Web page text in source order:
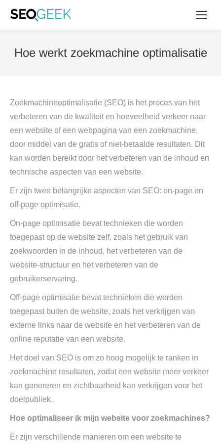
Hoe werkt zoekmachine optimalisatie
Zoekmachineoptimalisatie (SEO) is het proces van het
verbeteren van de kwaliteit en hoeveelheid verkeer naar
een website of een webpagina van een zoekmachine,
door middel van de gratis of niet-betaalde resultaten. Dit
kan worden bereikt door het verbeteren van de inhoud en
technische aspecten van een website.
Er zijn twee belangrijke aspecten van SEO: on-page en
off-page optimisatie.
On-page optimisatie bevat technieken die worden
toegepast op de website zelf, zoals het gebruik van
zoekwoorden in de inhoud, het verbeteren van de
website-structuur en het verbeteren van de
gebruikerservaring.
Off-page optimisatie bevat technieken die worden
toegepast buiten de website, zoals het verkrijgen van
externe links naar de website en het verbeteren van de
online reputatie van een website.
Het doel van SEO is om zo hoog mogelijk te ranken in
zoekmachine resultaten, zodat een website meer verkeer
kan genereren en zichtbaarheid kan verkrijgen voor het
doelpubliek.
Hoe optimaliseer ik mijn website voor zoekmachines?
Er zijn verschillende manieren om een website te